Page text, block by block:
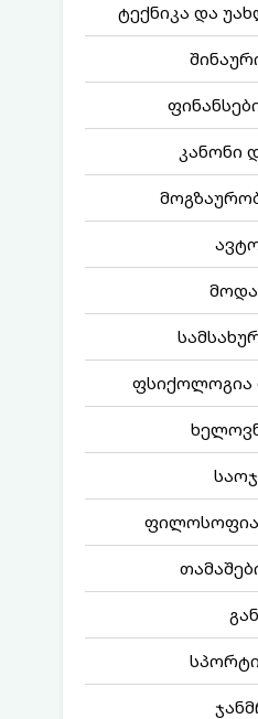
ტექნიკა და
კანონი
ფსიქოლოგია